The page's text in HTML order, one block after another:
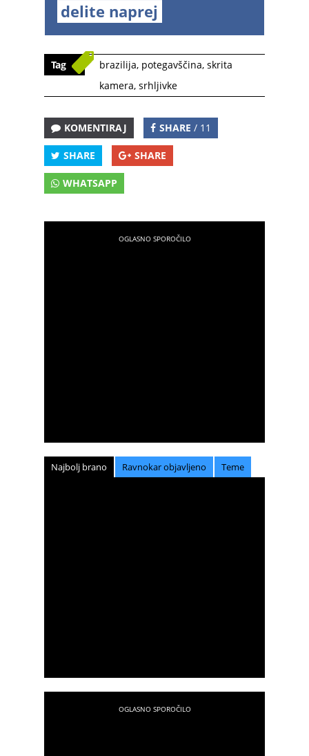
delite naprej
Tag brazilija, potegavščina, skrita
kamera, srhljivke
KOMENTIRAJ SHARE / 11
SHARE SHARE
WHATSAPP
Najbolj brano Ravnokar objavljeno Teme